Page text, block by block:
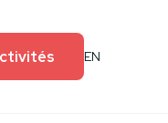
EN
don